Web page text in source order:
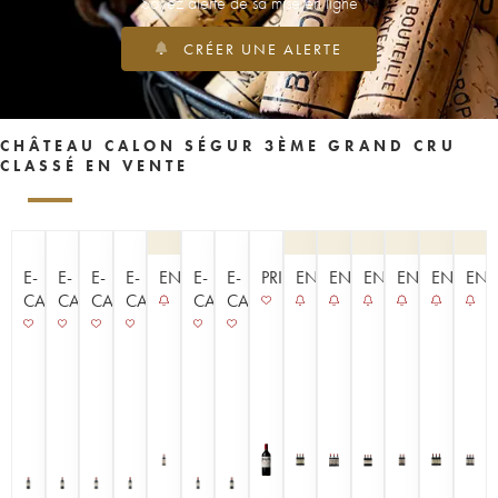
CRÉER UNE ALERTE
CHÂTEAU CALON SÉGUR 3ÈME GRAND CRU
CLASSÉ EN VENTE
E-
CAVISTE
E-
CAVISTE
E-
CAVISTE
E-
CAVISTE
ENCHÈRE
E-
CAVISTE
E-
CAVISTE
PRIMEURENCHÈREENCHÈREENCHÈREENCHÈRE